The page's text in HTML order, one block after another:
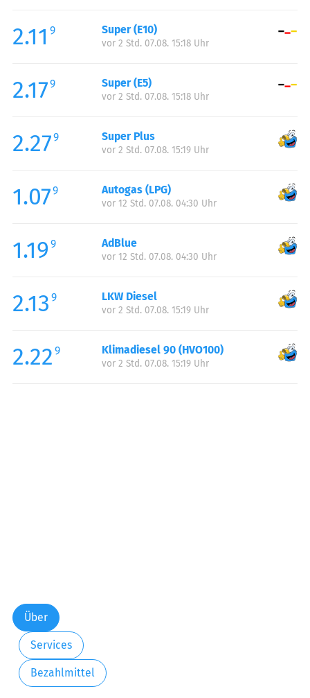
Samstag:
00:00-24:00
Sonntag:
2.11 9 Super (E10)
vor 2 Std. 07.08. 15:18 Uhr
2.179 Super (E5)
vor 2 Std. 07.08. 15:18 Uhr
2.279 Super Plus
vor 2 Std. 07.08. 15:19 Uhr
1.079 Autogas (LPG)
vor 12 Std. 07.08. 04:30 Uhr
1.19 9 AdBlue
vor 12 Std. 07.08. 04:30 Uhr
2.13 9 LKW Diesel
vor 2 Std. 07.08. 15:19 Uhr
2.22 9 Klimadiesel 90 (HVO100)
vor 2 Std. 07.08. 15:19 Uhr
Über
Services
Bezahlmittel